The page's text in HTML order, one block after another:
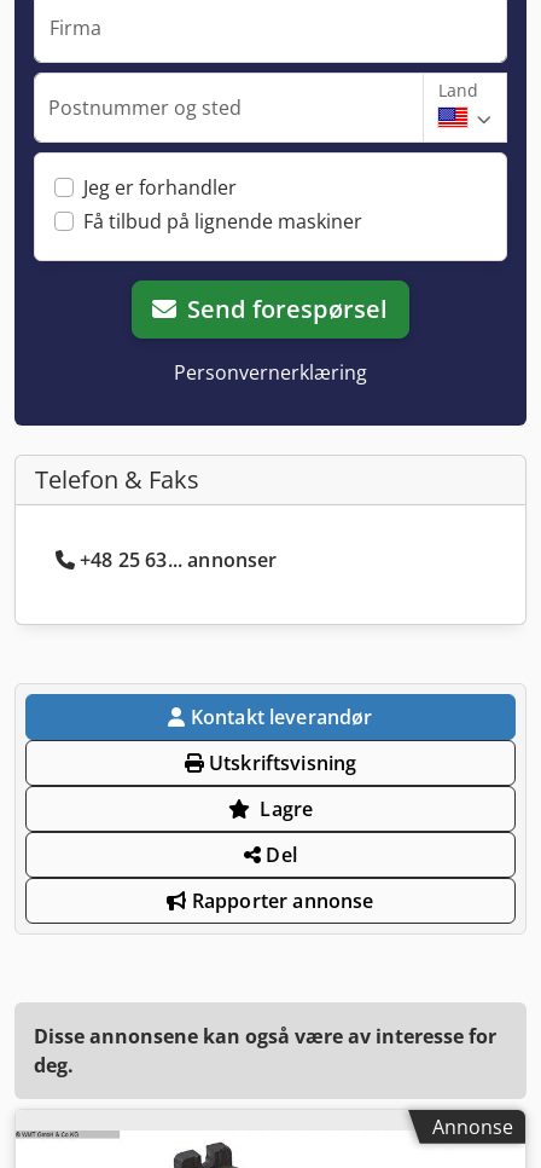
Firma
Postnummer og sted
Land
Jeg er forhandler
Få tilbud på lignende maskiner
Send forespørsel
Personvernerklæring
Telefon & Faks
+48 25 63... annonser
Kontakt leverandør
Utskriftsvisning
Lagre
Del
Rapporter annonse
Disse annonsene kan også være av interesse for
deg.
Annonse